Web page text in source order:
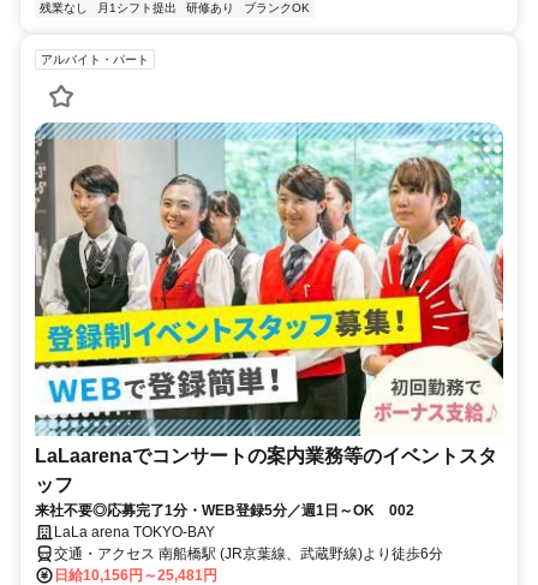
残業なし
月1シフト提出 研修あり ブランクOK
アルバイト・パート
LaLaarenaでコンサートの案内業務等のイベントスタ
ッフ
来社不要◎応募完了1分・WEB登録5分／週1日～OK 002
LaLa arena TOKYO-BAY
交通・アクセス 南船橋駅 (JR京葉線、武蔵野線)より徒歩6分
日給10,156円～25,481円